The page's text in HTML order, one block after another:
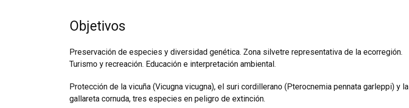
Objetivos
Preservación de especies y diversidad genética. Zona silvetre representativa de la ecorregión.
Turismo y recreación. Educación e interpretación ambiental.
Protección de la vicuña (Vicugna vicugna), el suri cordillerano (Pterocnemia pennata garleppi) y la
gallareta cornuda, tres especies en peligro de extinción.